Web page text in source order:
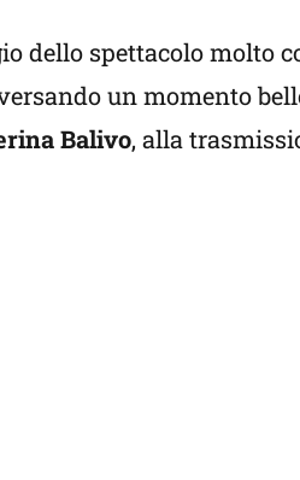
dello spettacolo molto
un momento
Balivo, alla